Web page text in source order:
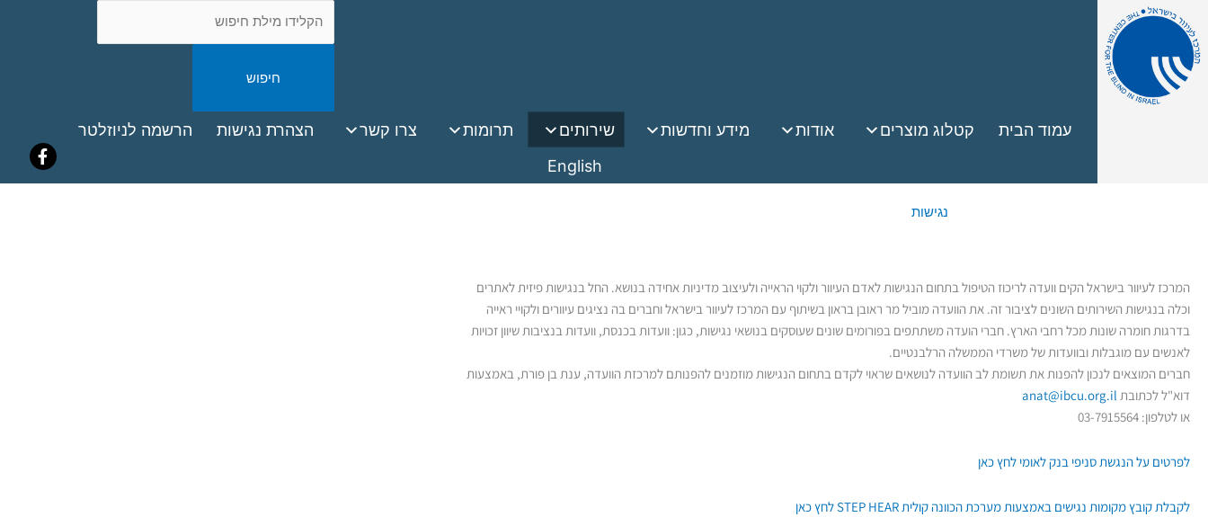
באתר
עמוד הבית קטלוג מוצרים אודות מידע וחדשות שירותים תרומות צרו קשר הצהרת נגישות
הרשמה לניוזלטר
English
נגישות
המרכז לעיוור בישראל הקים וועדה לריכוז הטיפול בתחום הנגישות לאדם העיוור ולקוי הראייה ולעיצוב מדיניות אחידה בנושא. החל בנגישות פיזית לאתרים
וכלה בנגישות השירותים השונים לציבור זה. את הוועדה מוביל מר ראובן בראון בשיתוף עם המרכז לעיוור בישראל וחברים בה נציגים עיוורים ולקויי ראייה
בדרגות חומרה שונות מכל רחבי הארץ. חברי הועדה משתתפים בפורומים שונים שעוסקים בנושאי נגישות, כגון: וועדות בכנסת, וועדות בנציבות שיוון זכויות
לאנשים עם מוגבלות ובוועדות של משרדי הממשלה הרלבנטיים.
חברים המוצאים לנכון להפנות את תשומת לב הוועדה לנושאים שראוי לקדם בתחום הנגישות מוזמנים להפנותם למרכזת הוועדה, ענת בן פורת, באמצעות
דוא"ל לכתובת anat@ibcu.org.il
או לטלפון: 03-7915564
לפרטים על הנגשת סניפי בנק לאומי לחץ כאן
לקבלת קובץ מקומות נגישים באמצעות מערכת הכוונה קולית STEP HEAR לחץ כאן